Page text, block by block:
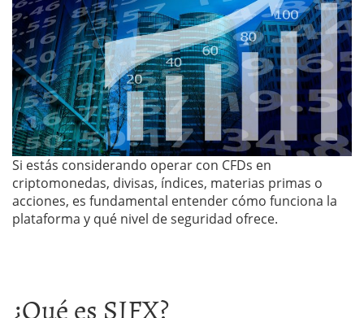
Si estás considerando operar con CFDs en
criptomonedas, divisas, índices, materias primas o
acciones, es fundamental entender cómo funciona la
plataforma y qué nivel de seguridad ofrece.
¿Qué es SIFX?